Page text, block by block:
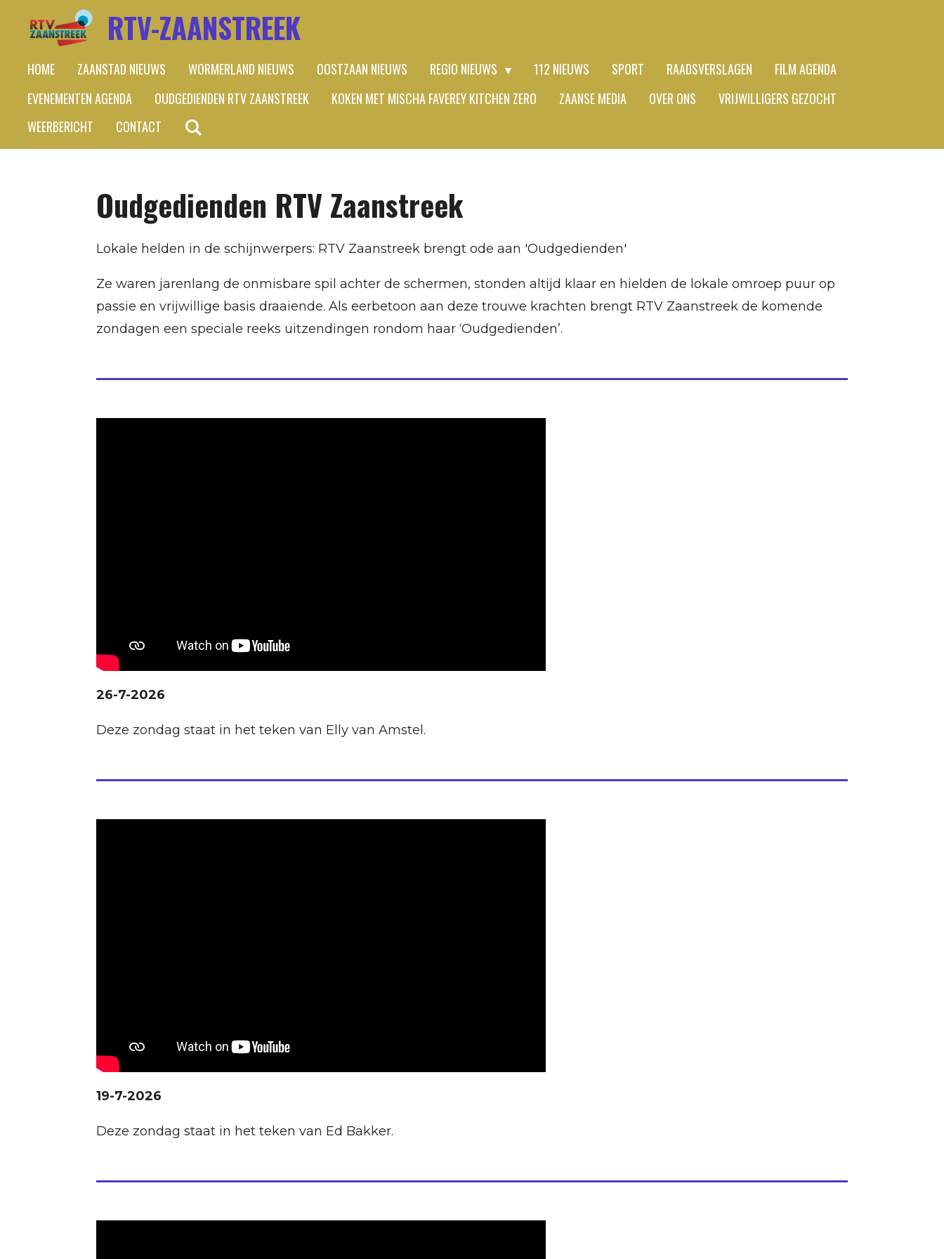
direct
naar
hoofdinhoud
RTV-ZAANSTREEK
HOME ZAANSTAD NIEUWS WORMERLAND NIEUWS OOSTZAAN NIEUWS REGIO NIEUWS 112 NIEUWS SPORT RAADSVERSLAGEN
FILM AGENDA
EVENEMENTEN AGENDA
OUDGEDIENDEN RTV ZAANSTREEK KOKEN MET MISCHA FAVEREY KITCHEN ZERO ZAANSE MEDIA OVER ONS
VRIJWILLIGERS GEZOCHT
WEERBERICHT
CONTACT
Oudgedienden RTV Zaanstreek
Lokale helden in de schijnwerpers: RTV Zaanstreek brengt ode aan 'Oudgedienden'
Ze waren jarenlang de onmisbare spil achter de schermen, stonden altijd klaar en hielden de lokale omroep puur op
passie en vrijwillige basis draaiende. Als eerbetoon aan deze trouwe krachten brengt RTV Zaanstreek de komende
zondagen een speciale reeks uitzendingen rondom haar ‘Oudgedienden’.
26-7-2026
Deze zondag staat in het teken van Elly van Amstel.
19-7-2026
Deze zondag staat in het teken van Ed Bakker.